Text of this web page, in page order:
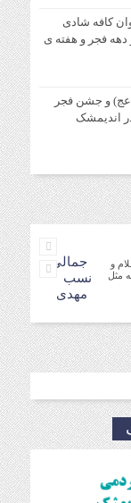
کافه شادی
دهه فجر و هفته ی
و جشن فجر
اندیمشک
و
مثل
جمالی
نسب
مهدی